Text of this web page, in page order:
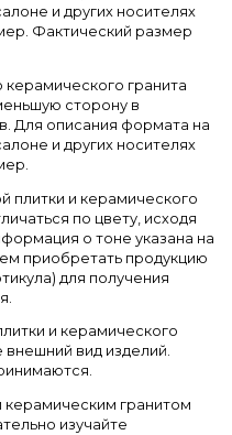
и других носителях
Фактический размер
гранита
сторону в
Для описания формата на
и других носителях
плитки и керамического
по цвету, исходя
о тоне указана на
приобретать продукцию
для получения
и керамического
внешний вид изделий.
керамическим гранитом
изучайте